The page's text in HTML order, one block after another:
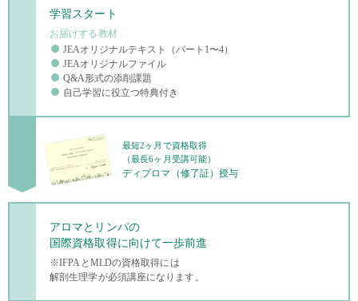
学習スタート
お届けする教材
JEAオリジナルテキスト
（パート1〜4）
JEAオリジナルファイル
Q&A形式の添削課題
自己学習に役立つ特典付き
最短2ヶ月で資格取得
（最長6ヶ月受講可能）
ディプロマ（修了証）授与
アロマとリンパの
国際資格取得に向けて一歩前進
※IFPAとMLDの資格取得には
解剖生理学が必須講座になります。